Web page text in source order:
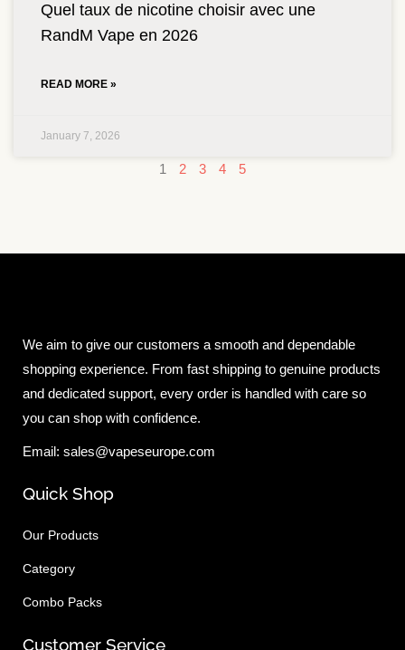
Quel taux de nicotine choisir avec une
RandM Vape en 2026
READ MORE »
January 7, 2026
1 2 3 4 5
We aim to give our customers a smooth and dependable
shopping experience. From fast shipping to genuine products
and dedicated support, every order is handled with care so
you can shop with confidence.
Email: sales@vapeseurope.com
Quick Shop
Our Products
Category
Combo Packs
Customer Service